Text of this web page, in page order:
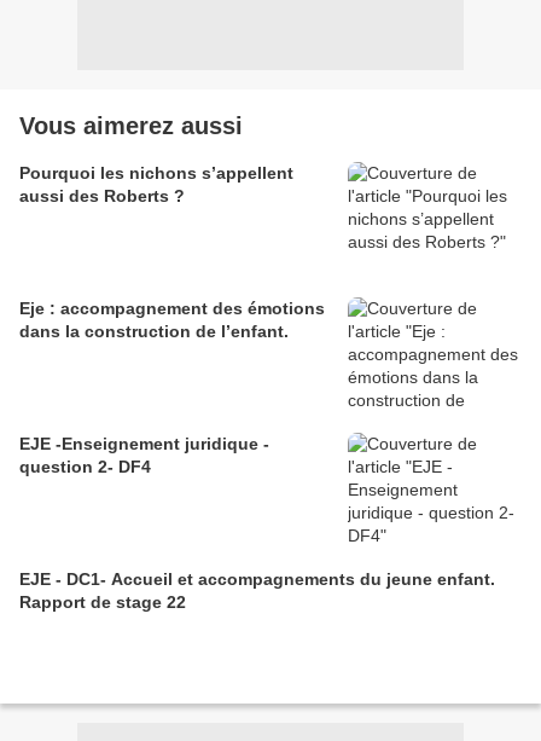
Vous aimerez aussi
Pourquoi les nichons s’appellent
aussi des Roberts ?
Eje : accompagnement des émotions
dans la construction de l’enfant.
EJE -Enseignement juridique -
question 2- DF4
EJE - DC1- Accueil et accompagnements du jeune enfant.
Rapport de stage 22